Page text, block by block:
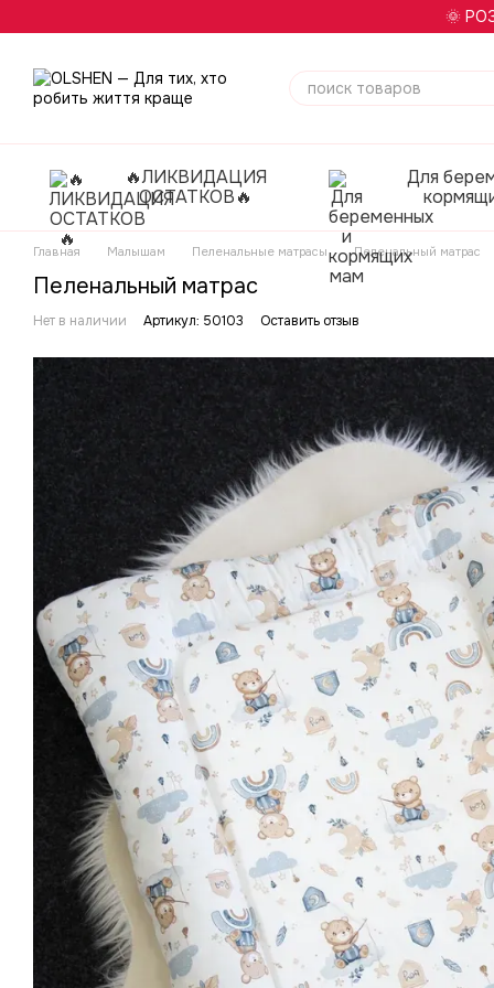
🌞
🔥ЛИКВИДАЦИЯ
ОСТАТКОВ🔥
Для
Главная Малышам Пеленальные матрасы Пеленальный матрас
Пеленальный матрас
Нет в наличии Артикул: 50103 Оставить отзыв